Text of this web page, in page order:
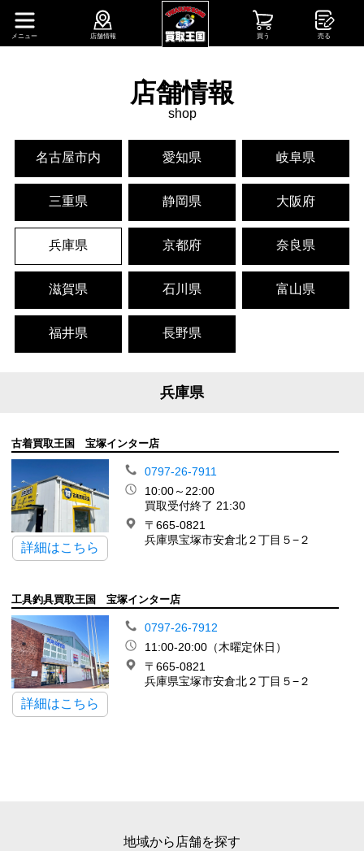
店舗情報 買う 売る
メニュー
店舗情報
shop
名古屋市内 愛知県 岐阜県
三重県 静岡県 大阪府
兵庫県 京都府 奈良県
滋賀県 石川県 富山県
福井県 長野県
兵庫県
古着買取王国 宝塚インター店
詳細はこちら
0797-26-7911
10:00～22:00
買取受付終了 21:30
〒665-0821
兵庫県宝塚市安倉北２丁目５−２
工具釣具買取王国 宝塚インター店
詳細はこちら
0797-26-7912
11:00-20:00（木曜定休日）
〒665-0821
兵庫県宝塚市安倉北２丁目５−２
地域から店舗を探す